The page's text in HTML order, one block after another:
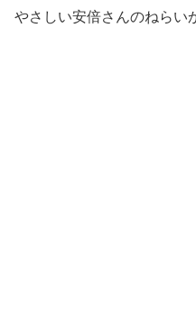
やさしい安倍さんのねらい